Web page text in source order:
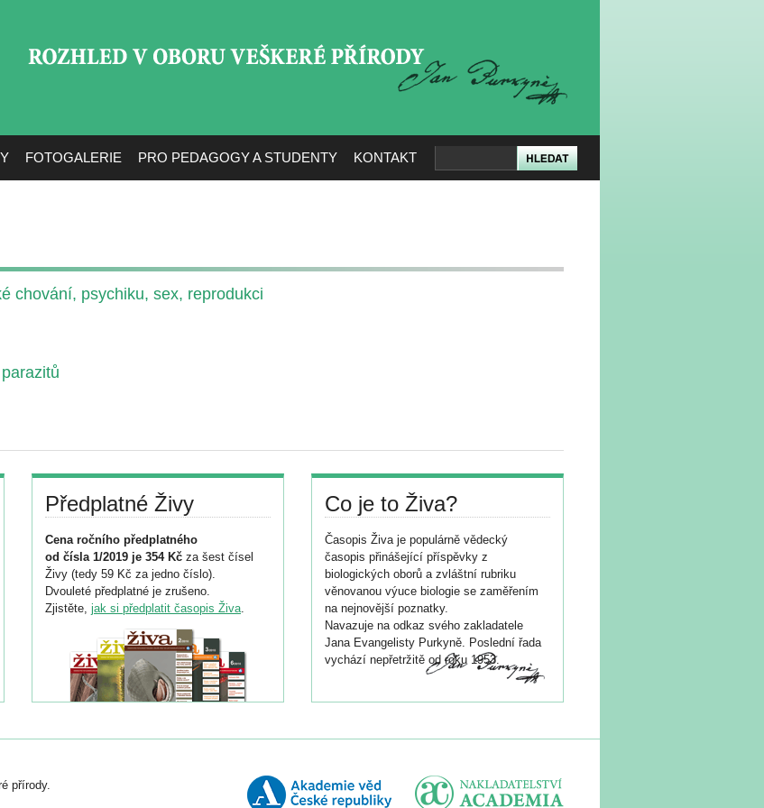
FOTOGALERIE PRO PEDAGOGY A STUDENTY KONTAKT
chování, psychiku, sex, reprodukci
Předplatné Živy
Cena ročního předplatného
od čísla 1/2019 je 354 Kč za šest čísel
Živy (tedy 59 Kč za jedno číslo).
Dvouleté předplatné je zrušeno.
Zjistěte, jak si předplatit časopis Živa.
Co je to Živa?
Časopis Živa je populárně vědecký
časopis přinášející příspěvky z
biologických oborů a zvláštní rubriku
věnovanou výuce biologie se zaměřením
na nejnovější poznatky.
Navazuje na odkaz svého zakladatele
Jana Evangelisty Purkyně. Poslední řada
vychází nepřetržitě od roku 1953.
přírody.